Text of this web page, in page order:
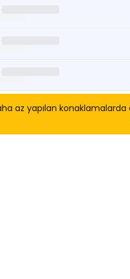
az yapılan konaklamalarda